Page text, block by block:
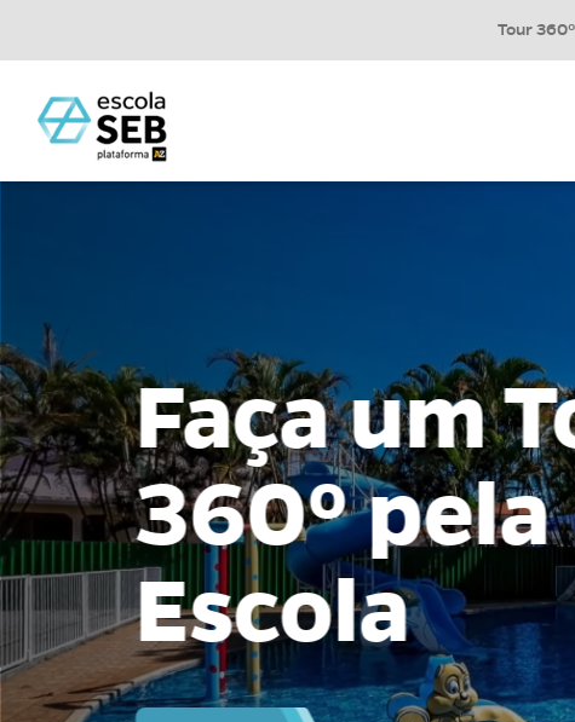
Tour 360º
Faça um
360º pela
Escola